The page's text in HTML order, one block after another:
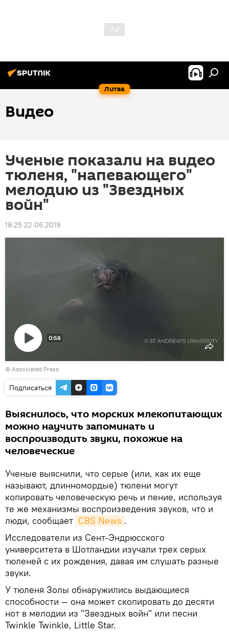
Литва
Видео
Ученые показали на видео
тюленя, "напевающего"
мелодию из "Звездных
войн"
18:25 22.06.2019
Воспроизвести
видео
0:56
© Associated Press
Подписаться
Выяснилось, что морских млекопитающих
можно научить запоминать и
воспроизводить звуки, похожие на
человеческие
Ученые выяснили, что серые (или, как их еще
называют, длинномордые) тюлени могут
копировать человеческую речь и пение, используя
те же механизмы воспроизведения звуков, что и
люди, сообщает CBS News .
Исследователи из Сент-Эндрюсского
университета в Шотландии изучали трех серых
тюленей с их рождения, давая им слушать разные
звуки.
У тюленя Золы обнаружились выдающиеся
способности — она может скопировать до десяти
нот в мелодии из "Звездных войн" или песни
Twinkle Twinkle, Little Star.